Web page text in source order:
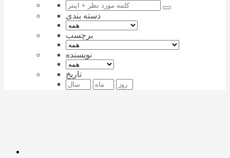
دسته بندی
برچسب
نویسنده
تاریخ